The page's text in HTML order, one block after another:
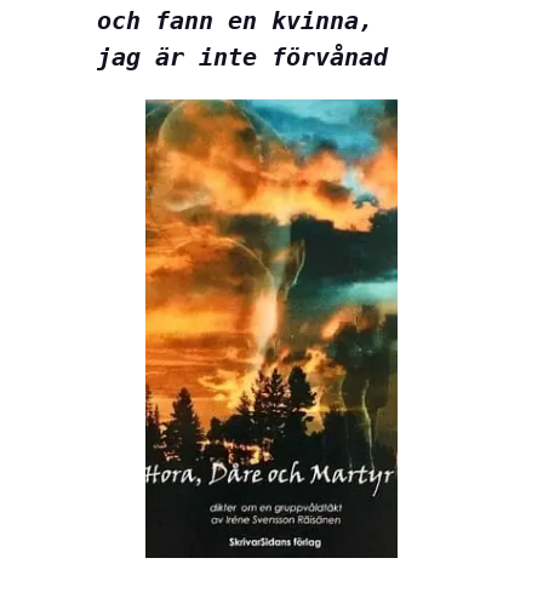
och fann en kvinna,
jag är inte förvånad